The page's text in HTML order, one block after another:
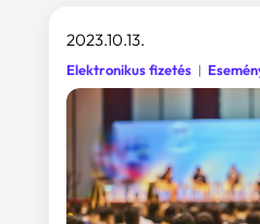
2023.10.13.
Elektronikus fizetés